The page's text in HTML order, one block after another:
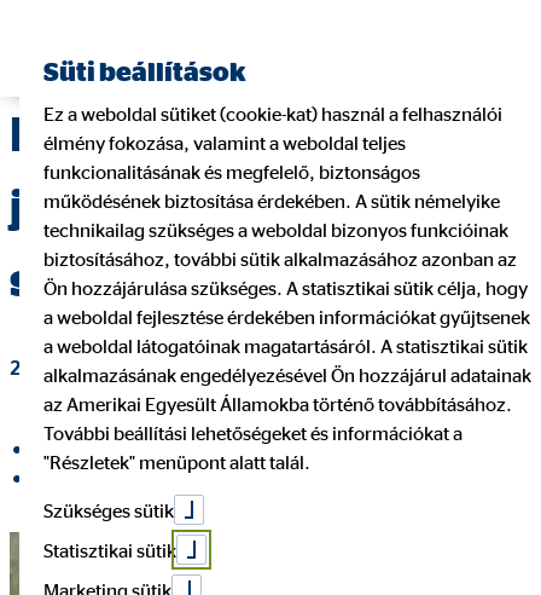
Hátizsákos utazás, de
jól: Amire külföldön
szükségünk lehet
2023. június 01.|OVB Vermögensberatung Kft.
Megosztás a Facebookon
Megosztás a LinkedIn
Süti beállítások
Ez a weboldal sütiket (cookie-kat) használ a felhasználói
élmény fokozása, valamint a weboldal teljes
funkcionalitásának és megfelelő, biztonságos
működésének biztosítása érdekében. A sütik némelyike
technikailag szükséges a weboldal bizonyos funkcióinak
biztosításához, további sütik alkalmazásához azonban az
Ön hozzájárulása szükséges. A statisztikai sütik célja, hogy
a weboldal fejlesztése érdekében információkat gyűjtsenek
a weboldal látogatóinak magatartásáról. A statisztikai sütik
alkalmazásának engedélyezésével Ön hozzájárul adatainak
az Amerikai Egyesült Államokba történő továbbításához.
További beállítási lehetőségeket és információkat a
"Részletek" menüpont alatt talál.
Szükséges sütik
Statisztikai sütik
Marketing sütik